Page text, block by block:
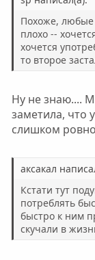
Похоже, любые
плохо --
хочется
то второе
Ну не знаю....
заметила, что
слишком
аксакал
Кстати тут
потреблять
быстро к ним
скучали в